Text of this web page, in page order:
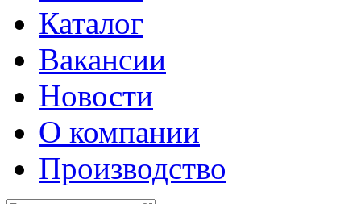
Каталог
Вакансии
Новости
О компании
Производство